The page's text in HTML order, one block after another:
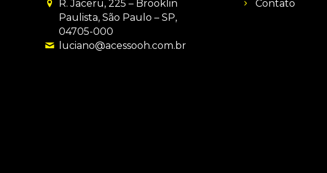
R. Jaceru, 225 – Brooklin
Paulista, São Paulo – SP,
04705-000
luciano@acessooh.com.br
Contato